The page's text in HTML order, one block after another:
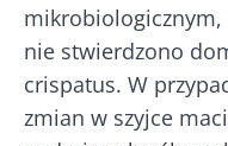
mikrobiologicznym,
nie stwierdzono
crispatus. W
zmian w szyjce